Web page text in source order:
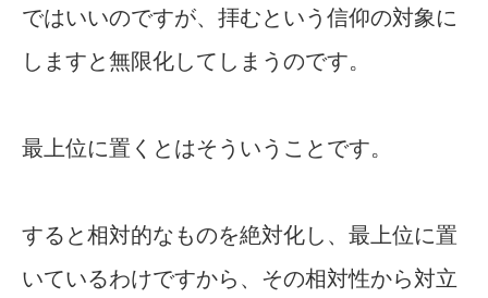
ではいいのですが、拝むという信仰の対象に
しますと無限化してしまうのです。
最上位に置くとはそういうことです。
すると相対的なものを絶対化し、最上位に置
いているわけですから、その相対性から対立